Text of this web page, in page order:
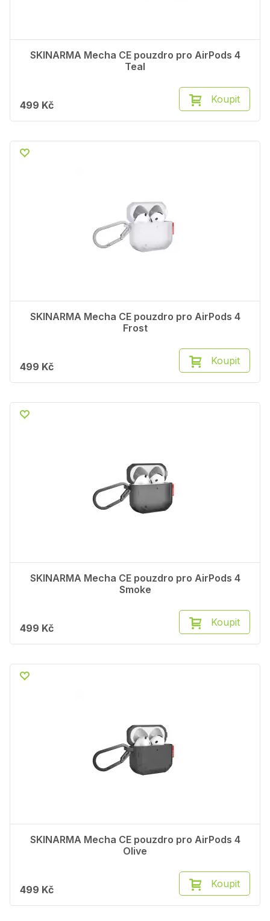
SKINARMA Mecha CE pouzdro pro AirPods 4
Teal
499 Kč Koupit
SKINARMA Mecha CE pouzdro pro AirPods 4
Frost
499 Kč Koupit
SKINARMA Mecha CE pouzdro pro AirPods 4
Smoke
499 Kč Koupit
SKINARMA Mecha CE pouzdro pro AirPods 4
Olive
499 Kč Koupit